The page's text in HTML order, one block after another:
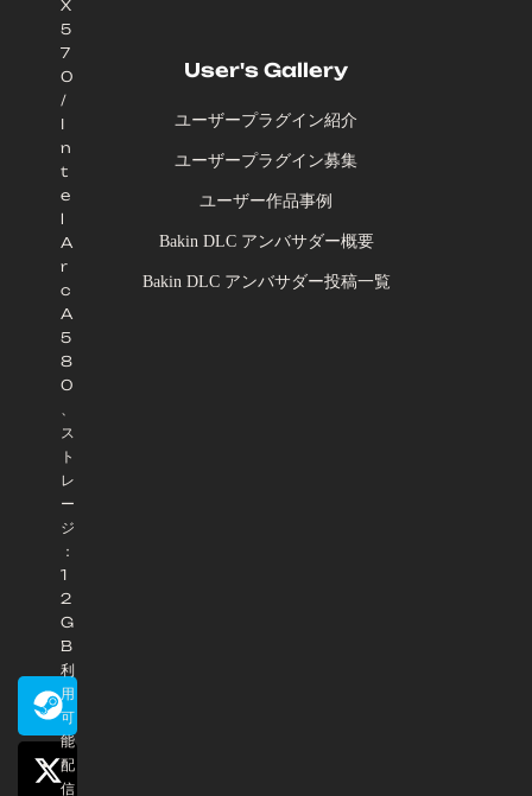
X
5
7
0
/
I
n
t
e
l
A
r
c
A
5
8
0
ス
ト
レ
ー
ジ
：
1
2
G
B
利
用
可
能
配
信
User's Gallery
ユーザープラグイン紹介
ユーザープラグイン募集
ユーザー作品事例
Bakin DLC アンバサダー概要
Bakin DLC アンバサダー投稿一覧